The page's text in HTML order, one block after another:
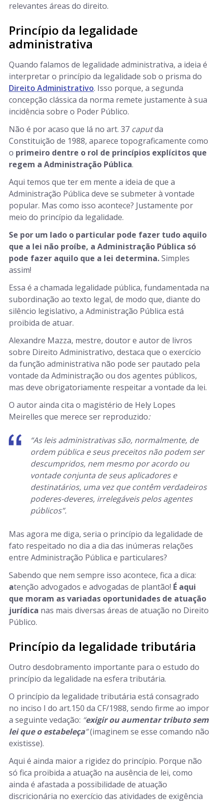
relevantes áreas do direito.
Princípio da legalidade
administrativa
Quando falamos de legalidade administrativa, a ideia é
interpretar o princípio da legalidade sob o prisma do
Direito Administrativo. Isso porque, a segunda
concepção clássica da norma remete justamente à sua
incidência sobre o Poder Público.
Não é por acaso que lá no art. 37 caputda
Constituição de 1988, aparece topograficamente como
o primeiro dentre o rol de princípios explícitos que
regem a Administração Pública.
Aqui temos que ter em mente a ideia de que a
Administração Pública deve se submeter à vontade
popular. Mas como isso acontece? Justamente por
meio do princípio da legalidade.
Se por um lado o particular pode fazer tudo aquilo
que a lei não proíbe, a Administração Pública só
pode fazer aquilo que a lei determina.Simples
assim!
Essa é a chamada legalidade pública, fundamentada na
subordinação ao texto legal, de modo que, diante do
silêncio legislativo, a Administração Pública está
proibida de atuar.
Alexandre Mazza, mestre, doutor e autor de livros
sobre Direito Administrativo, destaca que o exercício
da função administrativa não pode ser pautado pela
vontade da Administração ou dos agentes públicos,
mas deve obrigatoriamente respeitar a vontade da lei.
O autor ainda cita o magistério de Hely Lopes
Meirelles que merece ser reproduzido:
“As leis administrativas são, normalmente, de
ordem pública e seus preceitos não podem ser
descumpridos, nem mesmo por acordo ou
vontade conjunta de seus aplicadores e
destinatários, uma vez que contêm verdadeiros
poderes-deveres, irrelegáveis pelos agentes
públicos”.
Mas agora me diga, seria o princípio da legalidade de
fato respeitado no dia a dia das inúmeras relações
entre Administração Pública e particulares?
Sabendo que nem sempre isso acontece, fica a dica:
atenção advogados e advogadas de plantão! É aqui
que moram as variadas oportunidades de atuação
jurídica nas mais diversas áreas de atuação no Direito
Público.
Princípio da legalidade tributária
Outro desdobramento importante para o estudo do
princípio da legalidade na esfera tributária.
O princípio da legalidade tributária está consagrado
no inciso I do art.150 da CF/1988, sendo firme ao impor
a seguinte vedação: “exigir ou aumentar tributo sem
lei que o estabeleça”(imaginem se esse comando não
existisse).
Aqui é ainda maior a rigidez do princípio. Porque não
só fica proibida a atuação na ausência de lei, como
ainda é afastada a possibilidade de atuação
discricionária no exercício das atividades de exigência